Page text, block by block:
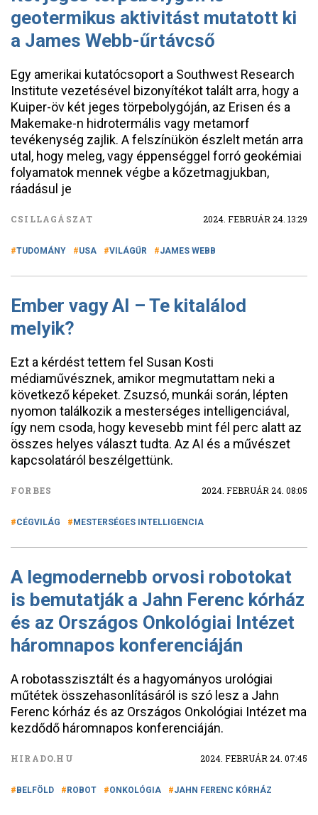
geotermikus aktivitást mutatott ki
a James Webb-űrtávcső
Egy amerikai kutatócsoport a Southwest Research
Institute vezetésével bizonyítékot talált arra, hogy a
Kuiper-öv két jeges törpebolygóján, az Erisen és a
Makemake-n hidrotermális vagy metamorf
tevékenység zajlik. A felszínükön észlelt metán arra
utal, hogy meleg, vagy éppenséggel forró geokémiai
folyamatok mennek végbe a kőzetmagjukban,
ráadásul je
CSILLAGÁSZAT 2024. FEBRUÁR 24. 13:29
TUDOMÁNY USA VILÁGŰR JAMES WEBB
Ember vagy AI – Te kitalálod
melyik?
Ezt a kérdést tettem fel Susan Kosti
médiaművésznek, amikor megmutattam neki a
következő képeket. Zsuzsó, munkái során, lépten
nyomon találkozik a mesterséges intelligenciával,
így nem csoda, hogy kevesebb mint fél perc alatt az
összes helyes választ tudta. Az AI és a művészet
kapcsolatáról beszélgettünk.
FORBES 2024. FEBRUÁR 24. 08:05
CÉGVILÁG MESTERSÉGES INTELLIGENCIA
A legmodernebb orvosi robotokat
is bemutatják a Jahn Ferenc kórház
és az Országos Onkológiai Intézet
háromnapos konferenciáján
A robotasszisztált és a hagyományos urológiai
műtétek összehasonlításáról is szó lesz a Jahn
Ferenc kórház és az Országos Onkológiai Intézet ma
kezdődő háromnapos konferenciáján.
HIRADO.HU 2024. FEBRUÁR 24. 07:45
BELFÖLD ROBOT ONKOLÓGIA JAHN FERENC KÓRHÁZ